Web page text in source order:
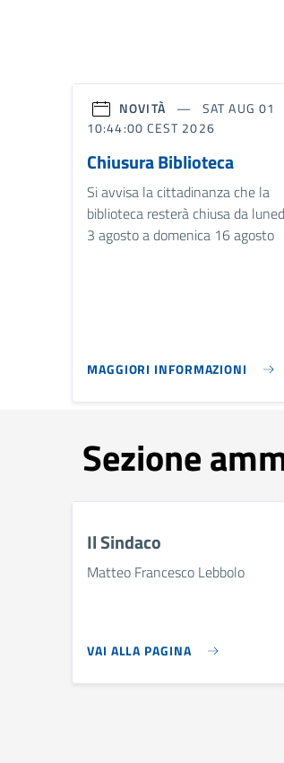
NOVITÀ
SAT AUG 01
10:44:00 CEST 2026
Chiusura Biblioteca
Si avvisa la cittadinanza che la
biblioteca resterà chiusa da
3 agosto a domenica 16 agosto
MAGGIORI INFORMAZIONI
Sezione
Il Sindaco
Matteo Francesco Lebbolo
VAI ALLA PAGINA